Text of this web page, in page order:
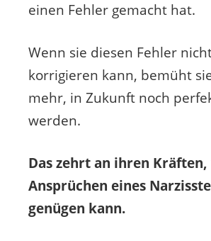
einen Fehler gemacht hat.
Wenn sie diesen Fehler
korrigieren kann, bemüht
mehr, in Zukunft noch
werden.
Das zehrt an ihren
Ansprüchen eines
genügen kann.